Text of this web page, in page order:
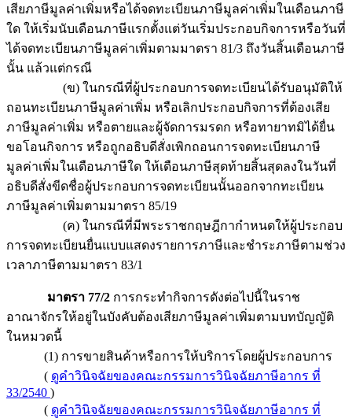
เสียภาษีมูลค่าเพิ่มหรือได้จดทะเบียนภาษีมูลค่าเพิ่มในเดือนภาษี
ใด ให้เริ่มนับเดือนภาษีแรกตั้งแต่วันเริ่มประกอบกิจการหรือวันที่
ได้จดทะเบียนภาษีมูลค่าเพิ่มตามมาตรา 81/3 ถึงวันสิ้นเดือนภาษี
นั้น แล้วแต่กรณี
(ข) ในกรณีที่ผู้ประกอบการจดทะเบียนได้รับอนุมัติให้
ถอนทะเบียนภาษีมูลค่าเพิ่ม หรือเลิกประกอบกิจการที่ต้องเสีย
ภาษีมูลค่าเพิ่ม หรือตายและผู้จัดการมรดก หรือทายาทมิได้ยื่น
ขอโอนกิจการ หรือถูกอธิบดีสั่งเพิกถอนการจดทะเบียนภาษี
มูลค่าเพิ่มในเดือนภาษีใด ให้เดือนภาษีสุดท้ายสิ้นสุดลงในวันที่
อธิบดีสั่งขีดชื่อผู้ประกอบการจดทะเบียนนั้นออกจากทะเบียน
ภาษีมูลค่าเพิ่มตามมาตรา 85/19
(ค) ในกรณีที่มีพระราชกฤษฎีกากำหนดให้ผู้ประกอบ
การจดทะเบียนยื่นแบบแสดงรายการภาษีและชำระภาษีตามช่วง
เวลาภาษีตามมาตรา 83/1
มาตรา 77/2 การกระทำกิจการดังต่อไปนี้ในราช
อาณาจักรให้อยู่ในบังคับต้องเสียภาษีมูลค่าเพิ่มตามบทบัญญัติ
ในหมวดนี้
(1) การขายสินค้าหรือการให้บริการโดยผู้ประกอบการ
( ดูคำวินิจฉัยของคณะกรรมการวินิจฉัยภาษีอากร ที่
33/2540 )
( ดูคำวินิจฉัยของคณะกรรมการวินิจฉัยภาษีอากร ที่